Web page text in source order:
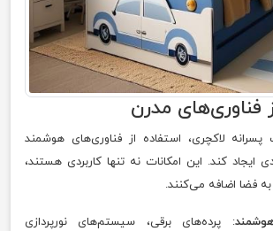
لاکچری، استفاده از فناوری‌های هوشمند
ایجاد کند. این امکانات نه تنها کاربردی هستند،
فضا اضافه می‌کنند.
: پرده‌های برقی، سیستم‌های نورپردازی